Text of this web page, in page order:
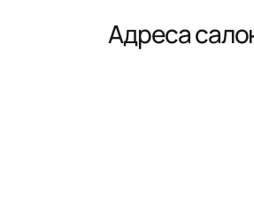
Адреса